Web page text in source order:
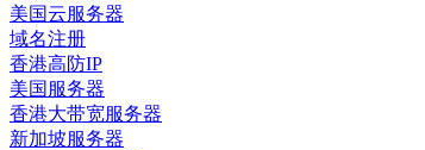
美国云服务器
域名注册
香港高防IP
美国服务器
香港大带宽服务器
新加坡服务器